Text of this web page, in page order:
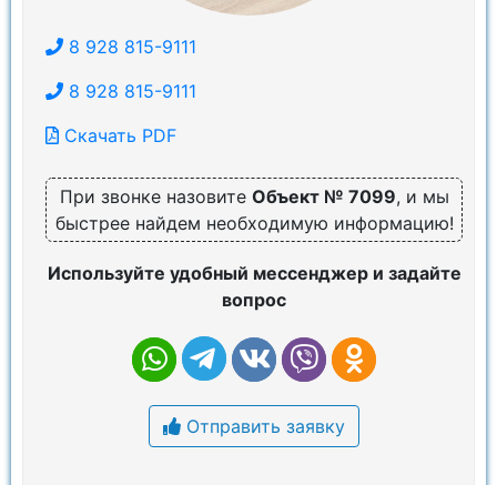
8 928 815-9111
8 928 815-9111
Скачать PDF
При звонке назовите Объект № 7099, и мы
быстрее найдем необходимую информацию!
Используйте удобный мессенджер и задайте
вопрос
Отправить заявку